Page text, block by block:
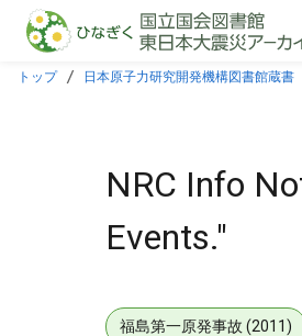
本文に飛ぶ
トップ 日本原子力研究開発機構図書館蔵書
NRC Info
Events."
福島第一原発事故 (2011)